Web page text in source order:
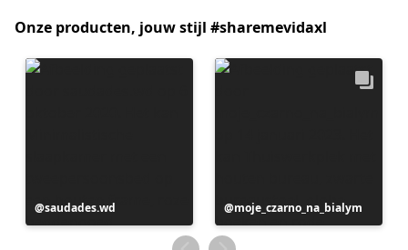
Onze producten, jouw stijl #sharemevidaxl
Bericht
gepubliceerd
saudades.wd
Bericht
gepubliceerd
door
moje_czarno_na_bialym